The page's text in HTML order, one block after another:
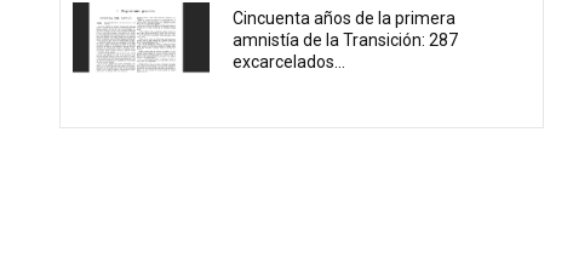
Cincuenta años de la primera
amnistía de la Transición: 287
excarcelados...